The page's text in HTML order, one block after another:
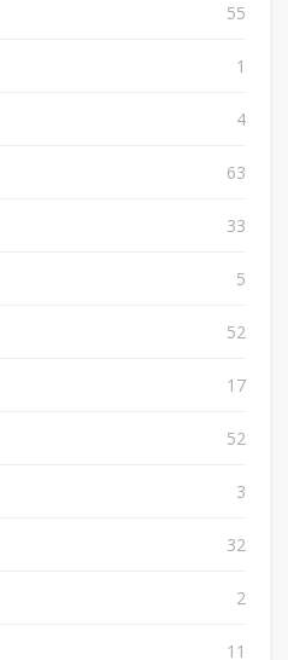
55
1
4
63
33
5
52
17
52
3
32
2
11